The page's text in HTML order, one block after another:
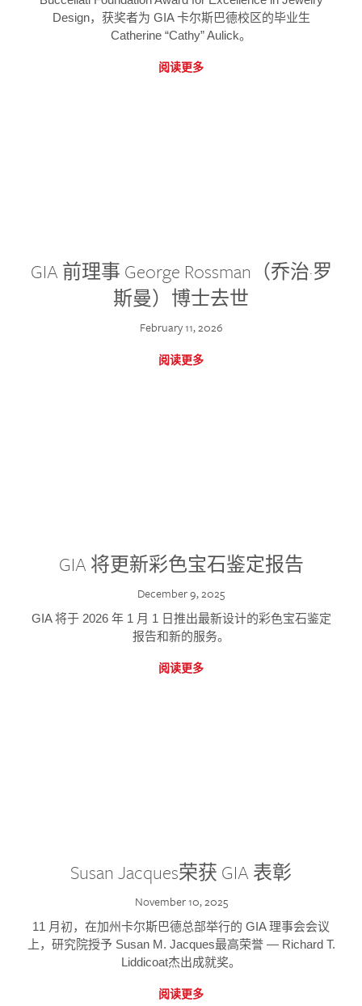
Design，获奖者为 GIA 卡尔斯巴德校区的毕业生
Catherine “Cathy” Aulick。
阅读更多
GIA 前理事 George Rossman（乔治·罗
斯曼）博士去世
February 11, 2026
阅读更多
GIA 将更新彩色宝石鉴定报告
December 9, 2025
GIA 将于 2026 年 1 月 1 日推出最新设计的彩色宝石鉴定
报告和新的服务。
阅读更多
Susan Jacques荣获 GIA 表彰
November 10, 2025
11 月初，在加州卡尔斯巴德总部举行的 GIA 理事会会议
上，研究院授予 Susan M. Jacques最高荣誉 — Richard T.
Liddicoat杰出成就奖。
阅读更多